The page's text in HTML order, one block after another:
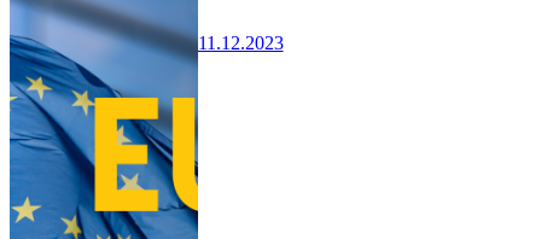
11.12.2023